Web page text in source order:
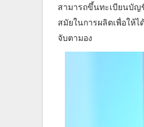
สามารถขึ้นทะเบียนบัญ
สมัยในการผลิตเพื่อให้
จับตามอง